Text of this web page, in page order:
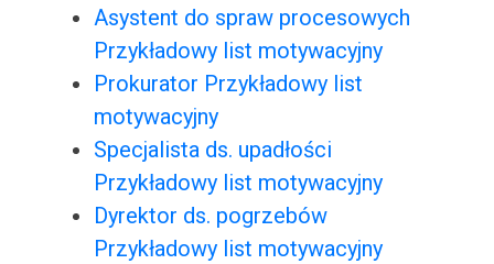
Asystent do spraw procesowych
Przykładowy list motywacyjny
Prokurator Przykładowy list
motywacyjny
Specjalista ds. upadłości
Przykładowy list motywacyjny
Dyrektor ds. pogrzebów
Przykładowy list motywacyjny